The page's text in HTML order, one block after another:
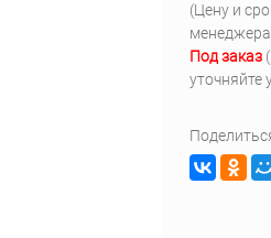
Под заказ
уточняйте